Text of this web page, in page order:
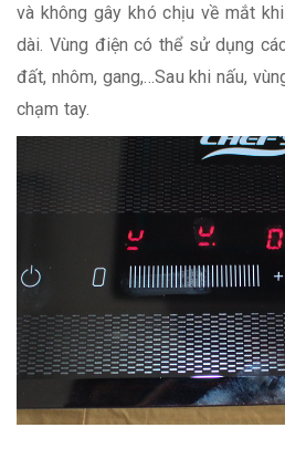
và không gây khó chịu về mắt
dài. Vùng điện có thể sử dụng
đất, nhôm, gang,…Sau khi nấu,
chạm tay.